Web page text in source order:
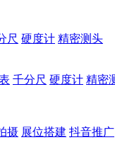
尺 硬度计 精密测头
千分尺 硬度计 精密
摄 展位搭建 抖音推广